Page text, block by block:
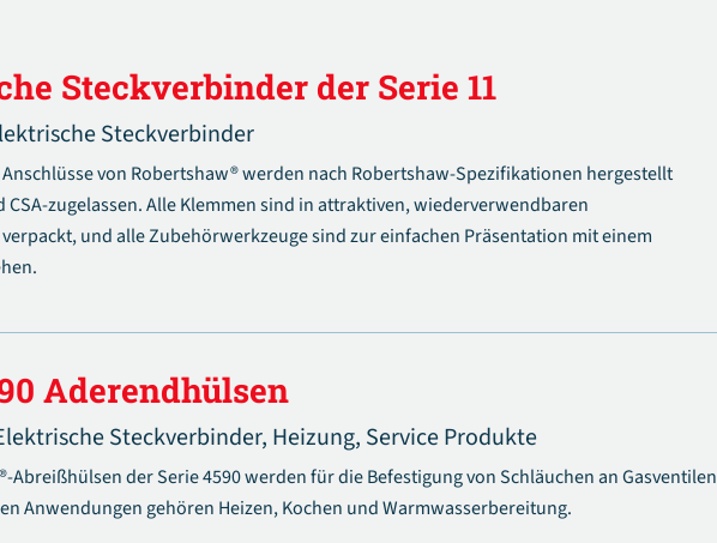
Steckverbinder der Serie 11
Steckverbinder
von Robertshaw® werden nach Robertshaw-Spezifikationen hergestellt
CSA-zugelassen. Alle Klemmen sind in attraktiven, wiederverwendbaren
und alle Zubehörwerkzeuge sind zur einfachen Präsentation mit einem
Aderendhülsen
Steckverbinder, Heizung, Service Produkte
Abreißhülsen der Serie 4590 werden für die Befestigung von Schläuchen an Gasventilen
Anwendungen gehören Heizen, Kochen und Warmwasserbereitung.